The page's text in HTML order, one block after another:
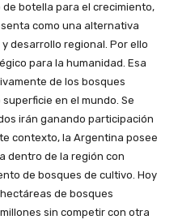
botella para el crecimiento,
como una alternativa
desarrollo regional. Por ello
para la humanidad. Esa
de los bosques
en el mundo. Se
irán ganando participación
contexto, la Argentina posee
dentro de la región con
de bosques de cultivo. Hoy
de bosques
sin competir con otra